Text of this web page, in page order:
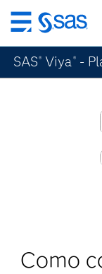
Pular
para
SAS ® Viya®-
Como